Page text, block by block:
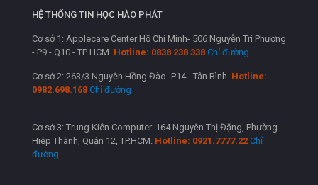
HỆ THỐNG TIN HỌC HÀO PHÁT
Cơ sở 1: Applecare Center Hồ Chí Minh- 506 Nguyễn Tri Phương
- P9 - Q10 - TP HCM. Hotline: 0838 238 338 Chỉ đường
Cơ sở 2: 263/3 Nguyễn Hồng Đào- P14 - Tân Bình. Hotline:
0982.698.168 Chỉ đường
Cơ sở 3: Trung Kiên Computer. 164 Nguyễn Thị Đặng, Phường
Hiệp Thành, Quận 12, TP.HCM. Hotline: 0921.7777.22 Chỉ
đường